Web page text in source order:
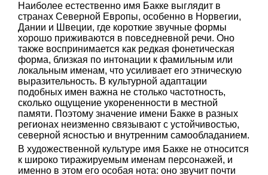
Наиболее естественно имя Бакке выглядит в
странах Северной Европы, особенно в Норвегии,
Дании и Швеции, где короткие звучные формы
хорошо приживаются в повседневной речи. Оно
также воспринимается как редкая фонетическая
форма, близкая по интонации к фамильным или
локальным именам, что усиливает его этническую
выразительность. В культурной адаптации
подобных имен важна не столько частотность,
сколько ощущение укорененности в местной
памяти. Поэтому значение имени Бакке в разных
регионах неизменно связывают с устойчивостью,
северной ясностью и внутренним самообладанием.
В художественной культуре имя Бакке не относится
к широко тиражируемым именам персонажей, и
именно в этом его особая нота: оно звучит почти